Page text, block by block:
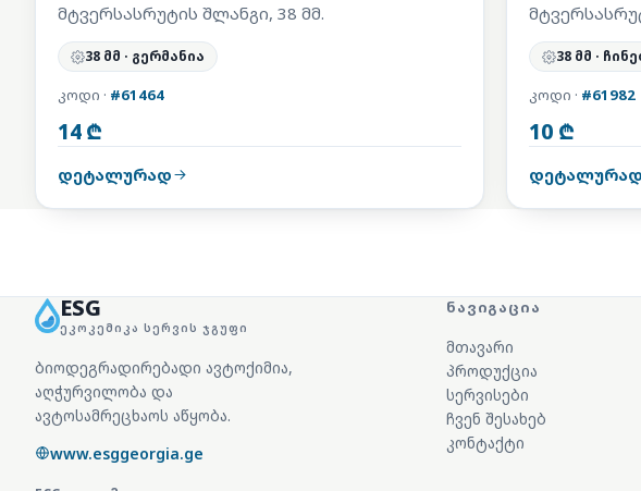
მტვერსასრუტის შლანგი, 38 მმ.
38 მმ · გერმანია
კოდი · #61464
14 ₾
დეტალურად
38 მმ ·
კოდი · #61982
10 ₾
დეტალურად
ESG
ᲔᲙᲝᲙᲔᲛᲘᲙᲐ ᲡᲔᲠᲕᲘᲡ ᲯᲒᲣᲤᲘ
ბიოდეგრადირებადი ავტოქიმია,
აღჭურვილობა და
ავტოსამრეცხაოს აწყობა.
www.esggeorgia.ge
ᲜᲐᲕᲘᲒᲐᲪᲘᲐ
მთავარი
პროდუქცია
სერვისები
ჩვენ შესახებ
კონტაქტი